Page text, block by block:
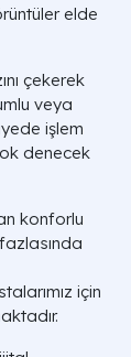
elde
çekerek
veya
işlem
denecek
konforlu
için